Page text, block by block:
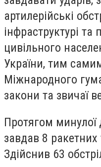
артилерійські
інфраструктурі
цивільного
України, тим
Міжнародного
закони та звичаї
Протягом
завдав 8 ракетних
Здійснив 63